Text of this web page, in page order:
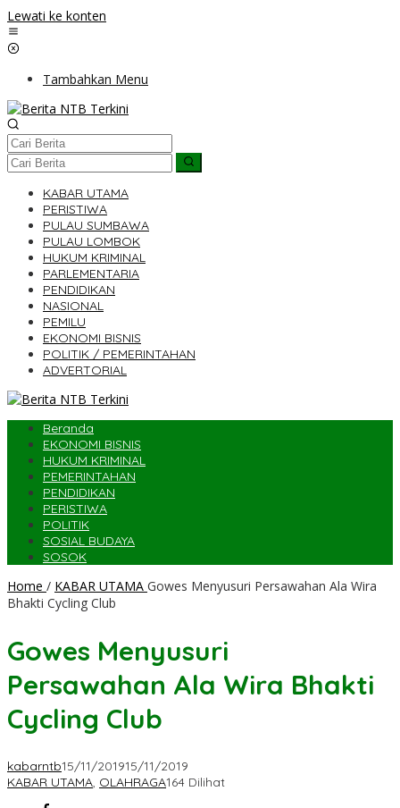
Lewati ke konten
Tambahkan Menu
KABAR UTAMA
PERISTIWA
PULAU SUMBAWA
PULAU LOMBOK
HUKUM KRIMINAL
PARLEMENTARIA
PENDIDIKAN
NASIONAL
PEMILU
EKONOMI BISNIS
POLITIK / PEMERINTAHAN
ADVERTORIAL
Beranda
EKONOMI BISNIS
HUKUM KRIMINAL
PEMERINTAHAN
PENDIDIKAN
PERISTIWA
POLITIK
SOSIAL BUDAYA
SOSOK
Home / KABAR UTAMA Gowes Menyusuri Persawahan Ala Wira
Bhakti Cycling Club
Gowes Menyusuri
Persawahan Ala Wira Bhakti
Cycling Club
kabarntb15/11/201915/11/2019
KABAR UTAMA, OLAHRAGA164 Dilihat